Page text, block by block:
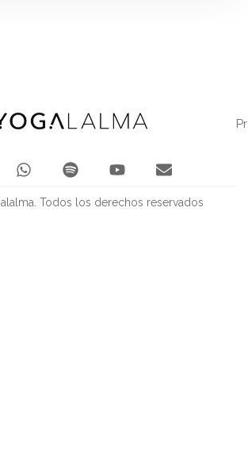
Todos los derechos reservados